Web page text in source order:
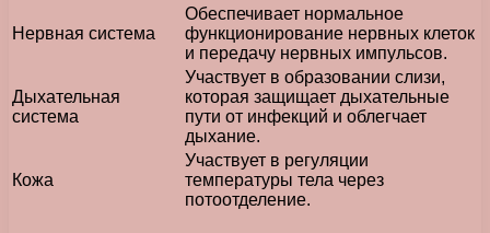
Нервная система
Обеспечивает нормальное
функционирование нервных клеток
и передачу нервных импульсов.
Дыхательная
система
Участвует в образовании слизи,
которая защищает дыхательные
пути от инфекций и облегчает
дыхание.
Кожа
Участвует в регуляции
температуры тела через
потоотделение.